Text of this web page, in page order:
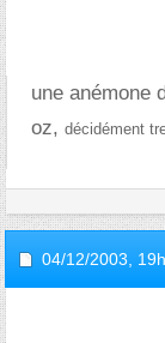
une anémone
oz, décidément
04/12/2003,